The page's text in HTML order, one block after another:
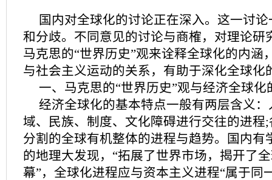
国内对全球化的讨论正在深入。这一讨
和分歧。不同意见的讨论与商榷，对理论研
马克思的“世界历史”观来诠释全球化的内涵
与社会主义运动的关系，有助于深化全球化
一、马克思的“世界历史”观与经济全球化
经济全球化的基本特点一般有两层含义
域、民族、制度、文化障碍进行交往的进程
分割的全球有机整体的进程与趋势。国内有
的地理大发现，“拓展了世界市场，揭开了
幕”，全球化进程应与资本主义进程“属于同